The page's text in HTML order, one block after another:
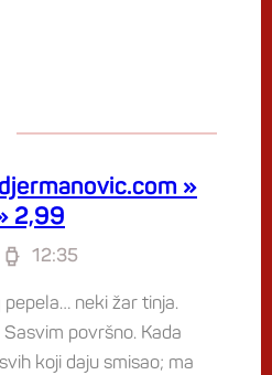
»
2,99
12:35
pepela… neki žar tinja.
površno. Kada
koji daju smisao; ma